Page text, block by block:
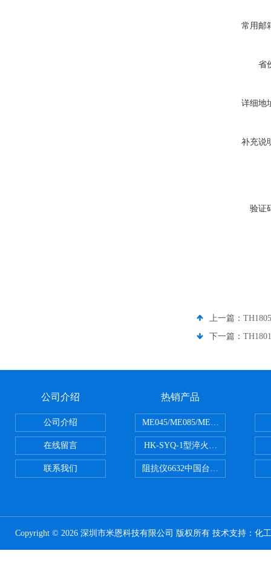
常用邮
省
详细地
补充说
验证
上一篇：
下一篇：
公司介绍
公司介绍
在线留言
联系我们
热销产品
ME045/ME085/ME150ME系列
HK-SYQ-1型淬火介质冷却性能测
阻抗仪6632中国台湾益和
Copyright © 2026 深圳市米恩科技有限公司 版权所有 技术支持： 化